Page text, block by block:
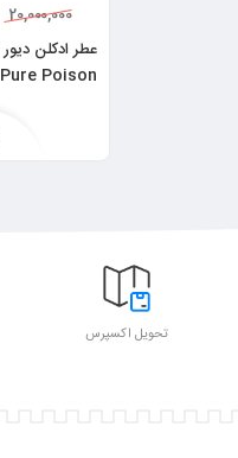
20,000,000
Pure Poison
تحویل اکسپرس